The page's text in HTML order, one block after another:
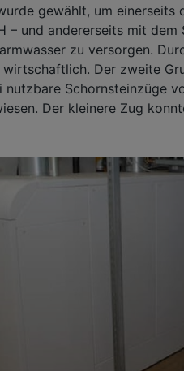
gewählt, um
– und andererseits mit
zu versorgen.
Der zweite
nutzbare Schornsteinzüge
Der kleinere Zug